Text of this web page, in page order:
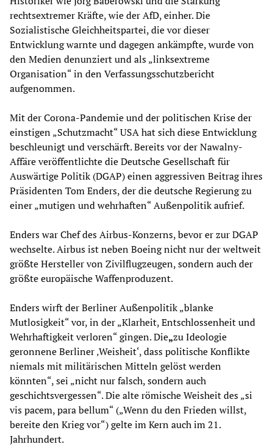
rechtsextremer Kräfte, wie der AfD, einher. Die
Sozialistische Gleichheitspartei, die vor dieser
Entwicklung warnte und dagegen ankämpfte, wurde von
den Medien denunziert und als „linksextreme
Organisation“ in den Verfassungsschutzbericht
aufgenommen.
Mit der Corona-Pandemie und der politischen Krise der
einstigen „Schutzmacht“ USA hat sich diese Entwicklung
beschleunigt und verschärft. Bereits vor der Nawalny-
Affäre veröffentlichte die Deutsche Gesellschaft für
Auswärtige Politik (DGAP) einen aggressiven Beitrag ihres
Präsidenten Tom Enders, der die deutsche Regierung zu
einer „mutigen und wehrhaften“ Außenpolitik aufrief.
Enders war Chef des Airbus-Konzerns, bevor er zur DGAP
wechselte. Airbus ist neben Boeing nicht nur der weltweit
größte Hersteller von Zivilflugzeugen, sondern auch der
größte europäische Waffenproduzent.
Enders wirft der Berliner Außenpolitik „blanke
Mutlosigkeit“ vor, in der „Klarheit, Entschlossenheit und
Wehrhaftigkeit verloren“ gingen. Die„zu Ideologie
geronnene Berliner ‚Weisheit‘, dass politische Konflikte
niemals mit militärischen Mitteln gelöst werden
könnten“, sei „nicht nur falsch, sondern auch
geschichtsvergessen“. Die alte römische Weisheit des „si
vis pacem, para bellum“ („Wenn du den Frieden willst,
bereite den Krieg vor“) gelte im Kern auch im 21.
Jahrhundert.